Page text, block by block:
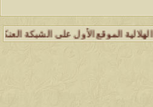
على الشبكة العنكبوتية الذي